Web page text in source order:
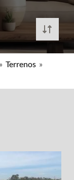
» Terrenos »